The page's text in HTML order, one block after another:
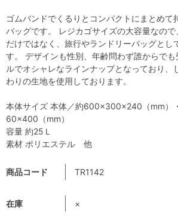
商品コード TR1142
在庫 ×
ゴムバンドでくるりとコンパクトにまとめて
バッグです。 レジカゴサイズの大容量なの
だけではなく、旅行やランドリーバッグとし
す。 デザインも性別、年齢問わず誰からで
ルでオシャレなラインナップとなっており、
わりの生地を使用しております。
本体サイズ 本体／約600×300×240（mm）
60×400（mm）
容量 約25Ｌ
素材 ポリエステル 他